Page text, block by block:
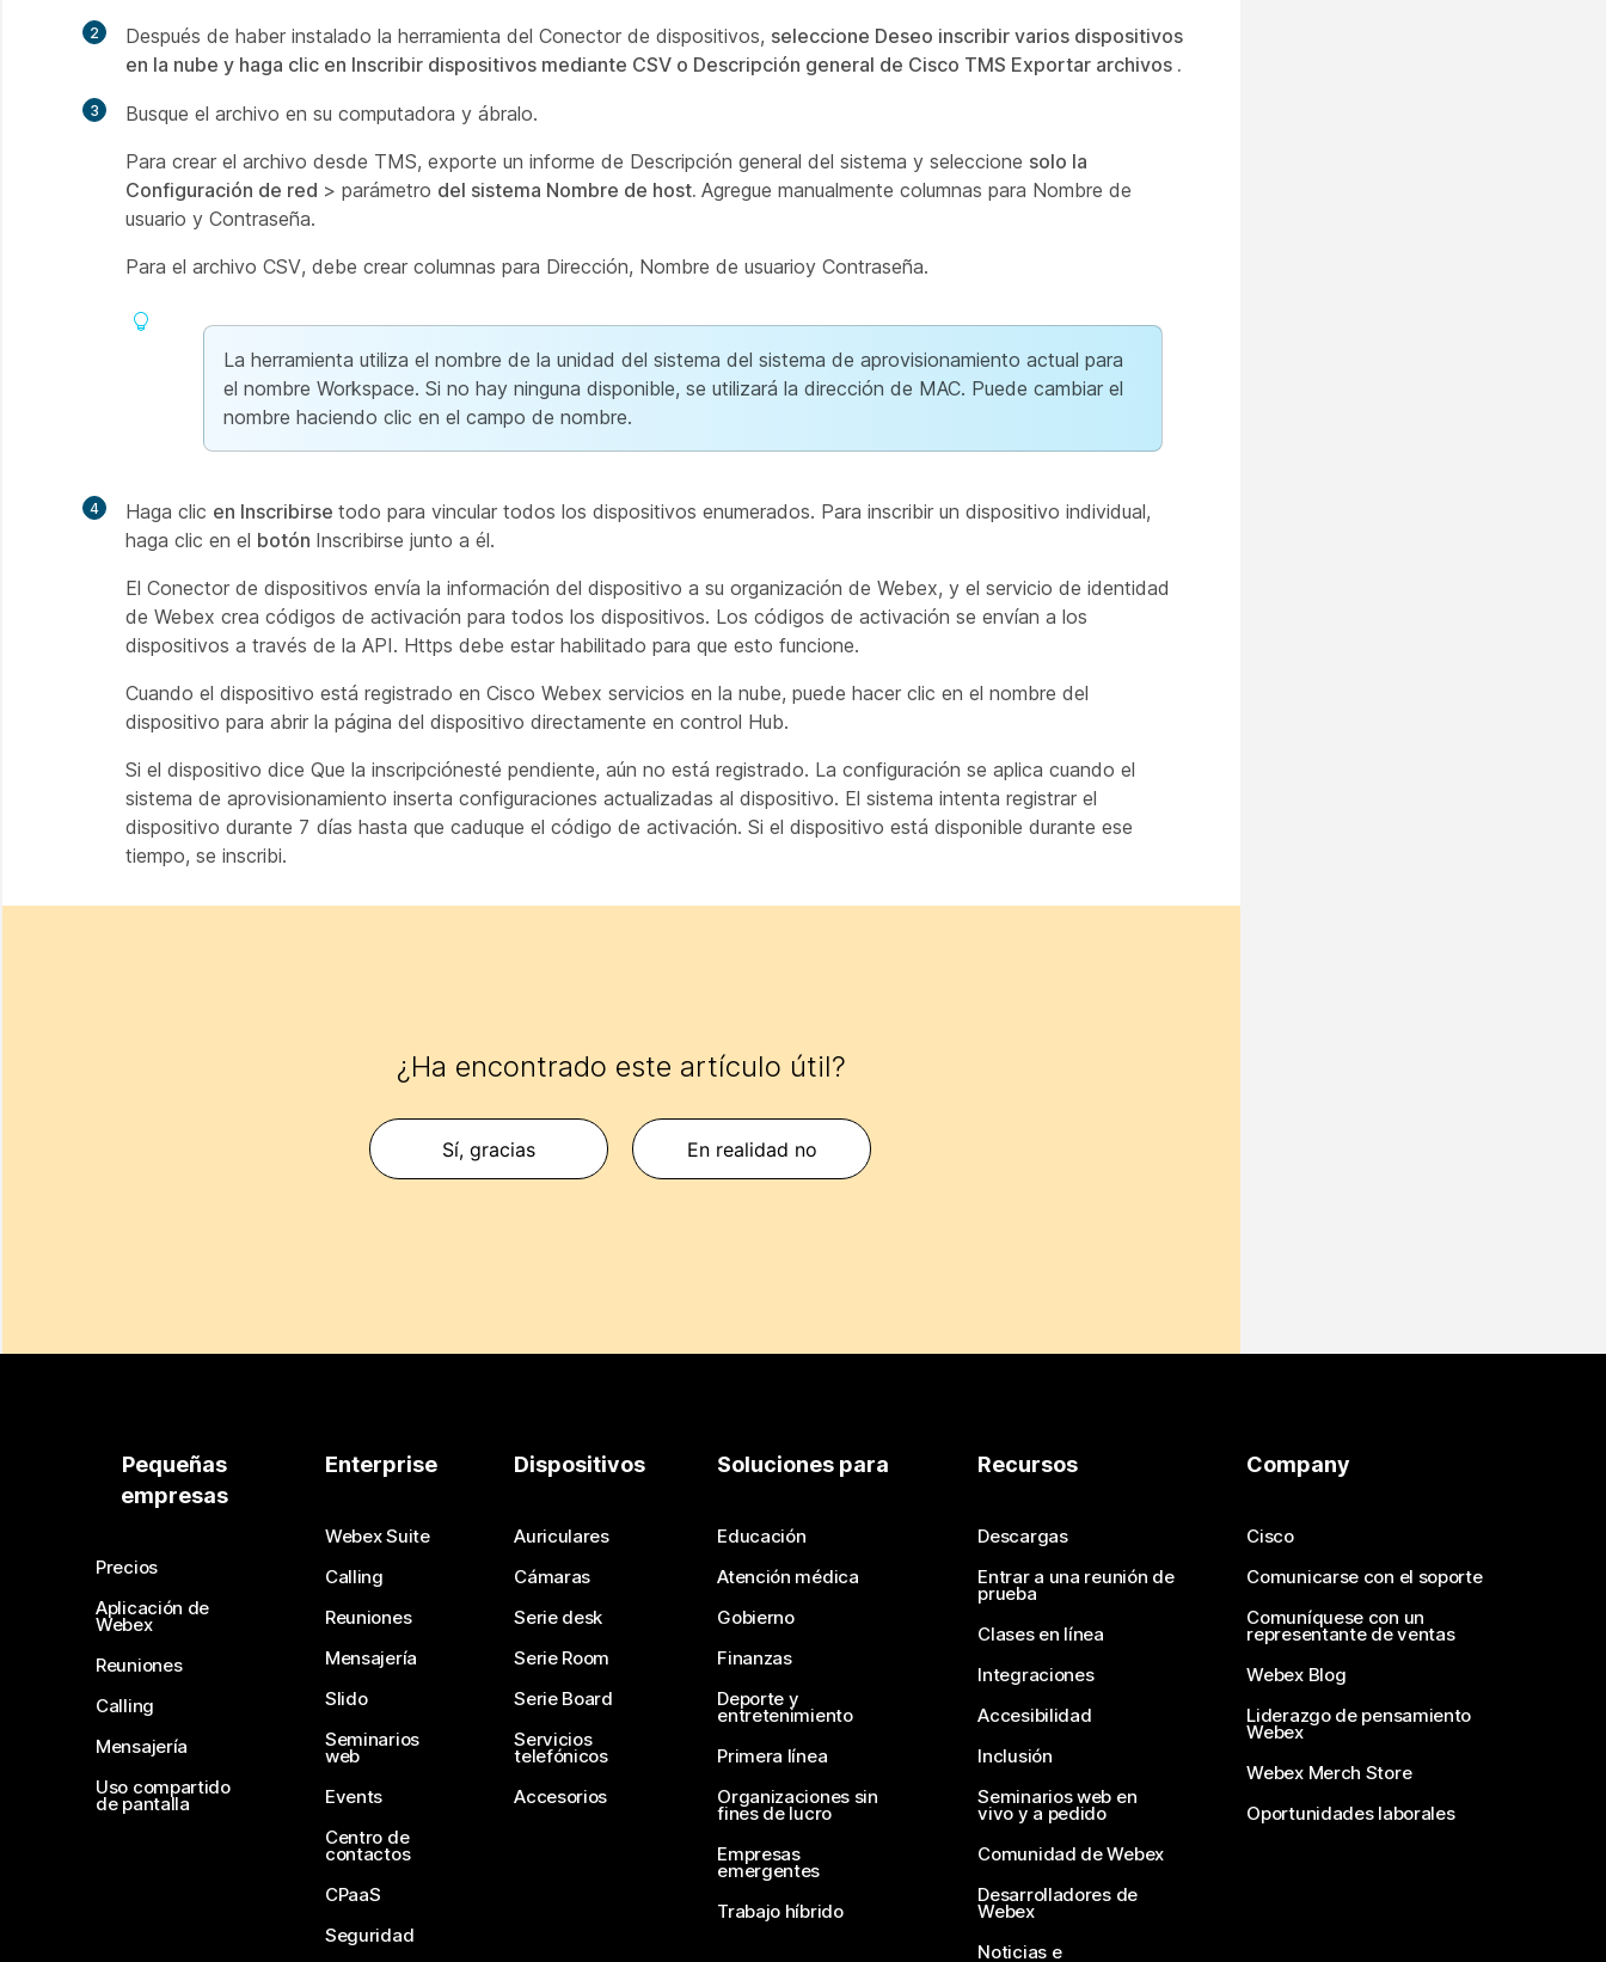
2 Después de haber instalado la herramienta del Conector de dispositivos, seleccione Deseo inscribir varios dispositivos
en la nube y haga clic en Inscribir dispositivos mediante CSV o Descripción general de Cisco TMS Exportar archivos .
3
Busque el archivo en su computadora y ábralo.
Para crear el archivo desde TMS, exporte un informe de Descripción general del sistema y seleccione solo la
Configuración de red > parámetro del sistema Nombre de host. Agregue manualmente columnas para Nombre de
usuario y Contraseña.
Para el archivo CSV, debe crear columnas para Dirección, Nombre de usuarioy Contraseña.
La herramienta utiliza el nombre de la unidad del sistema del sistema de aprovisionamiento actual para
el nombre Workspace. Si no hay ninguna disponible, se utilizará la dirección de MAC. Puede cambiar el
nombre haciendo clic en el campo de nombre.
4 Haga clic en Inscribirse todo para vincular todos los dispositivos enumerados. Para inscribir un dispositivo individual,
haga clic en el botón Inscribirse junto a él.
El Conector de dispositivos envía la información del dispositivo a su organización de Webex, y el servicio de identidad
de Webex crea códigos de activación para todos los dispositivos. Los códigos de activación se envían a los
dispositivos a través de la API. Https debe estar habilitado para que esto funcione.
Cuando el dispositivo está registrado en Cisco Webex servicios en la nube, puede hacer clic en el nombre del
dispositivo para abrir la página del dispositivo directamente en control Hub.
Si el dispositivo dice Que la inscripciónesté pendiente, aún no está registrado. La configuración se aplica cuando el
sistema de aprovisionamiento inserta configuraciones actualizadas al dispositivo. El sistema intenta registrar el
dispositivo durante 7 días hasta que caduque el código de activación. Si el dispositivo está disponible durante ese
tiempo, se inscribi.
¿Ha encontrado este artículo útil?
Sí, gracias En realidad no
Pequeñas
empresas
Precios
Aplicación de
Webex
Reuniones
Calling
Mensajería
Uso compartido
de pantalla
Enterprise
Webex Suite
Calling
Reuniones
Mensajería
Slido
Seminarios
web
Events
Centro de
contactos
CPaaS
Seguridad
Dispositivos
Auriculares
Cámaras
Serie desk
Serie Room
Serie Board
Servicios
telefónicos
Accesorios
Soluciones para
Educación
Atención médica
Gobierno
Finanzas
Deporte y
entretenimiento
Primera línea
Organizaciones sin
fines de lucro
Empresas
emergentes
Trabajo híbrido
Recursos
Descargas
Entrar a una reunión de
prueba
Clases en línea
Integraciones
Accesibilidad
Inclusión
Seminarios web en
vivo y a pedido
Comunidad de Webex
Desarrolladores de
Webex
Noticias e
Company
Cisco
Comunicarse con el soporte
Comuníquese con un
representante de ventas
Webex Blog
Liderazgo de pensamiento
Webex
Webex Merch Store
Oportunidades laborales